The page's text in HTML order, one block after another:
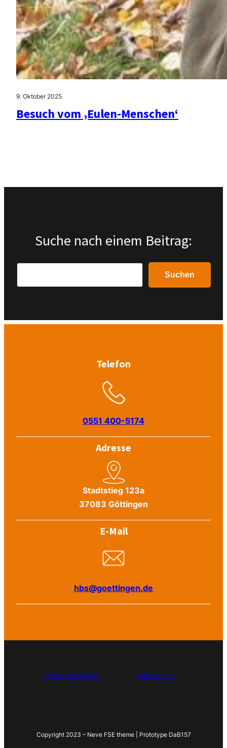
9. Oktober 2025
Besuch vom ‚Eulen-Menschen‘
Suche nach einem Beitrag:
Suchen
Telefon
0551 400-5174
Adresse
Stadtstieg 123a
37083 Göttingen
E-Mail
hbs@goettingen.de
Kontakt / Impressum Datenschutz
Copyright 2023 – Neve FSE theme | Prototype DaB157